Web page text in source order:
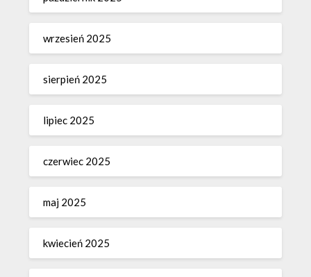
wrzesień 2025
sierpień 2025
lipiec 2025
czerwiec 2025
maj 2025
kwiecień 2025